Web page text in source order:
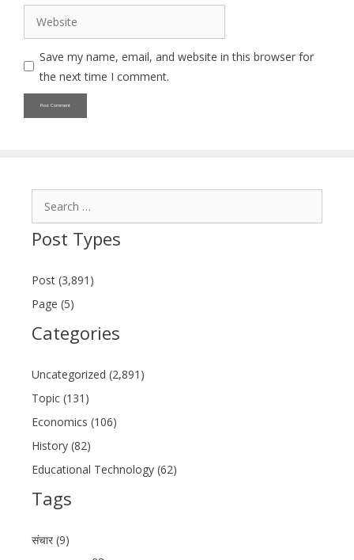
Save my name, email, and website in this browser for
the next time I comment.
Post Types
Post (3,891)
Page (5)
Categories
Uncategorized (2,891)
Topic (131)
Economics (106)
History (82)
Educational Technology (62)
Tags
संचार (9)